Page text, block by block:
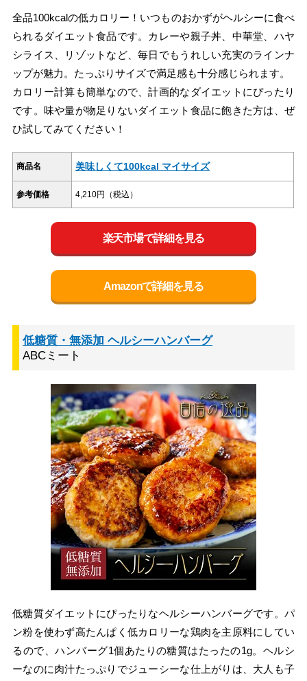
全品100kcalの低カロリー！いつものおかずがヘルシーに食べ
られるダイエット食品です。カレーや親子丼、中華堂、ハヤ
シライス、リゾットなど、毎日でもうれしい充実のラインナ
ップが魅力。たっぷりサイズで満足感も十分感じられます。
カロリー計算も簡単なので、計画的なダイエットにぴったり
です。味や量が物足りないダイエット食品に飽きた方は、ぜ
ひ試してみてください！
商品名 美味しくて100kcal マイサイズ
参考価格 4,210円（税込）
楽天市場で詳細を見る
Amazonで詳細を見る
低糖質・無添加 ヘルシーハンバーグ
ABCミート
低糖質ダイエットにぴったりなヘルシーハンバーグです。パ
ン粉を使わず高たんぱく低カロリーな鶏肉を主原料にしてい
るので、ハンバーグ1個あたりの糖質はたったの1g。ヘルシ
ーなのに肉汁たっぷりでジューシーな仕上がりは、大人も子